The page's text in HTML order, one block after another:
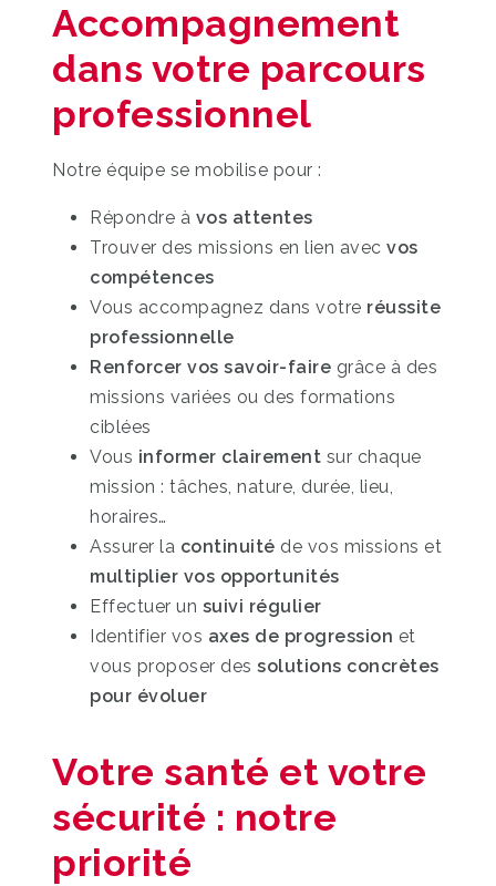
Accompagnement
dans votre parcours
professionnel
Notre équipe se mobilise pour :
Répondre à vos attentes
Trouver des missions en lien avecvos
compétences
Vous accompagnez dans votre réussite
professionnelle
Renforcer vos savoir-faire grâce à des
missions variées ou des formations
ciblées
Vous informer clairement sur chaque
mission : tâches, nature, durée, lieu,
horaires…
Assurer la continuité de vos missions et
multiplier vos opportunités
Effectuer un suivi régulier
Identifier vos axes de progression et
vous proposer dessolutions concrètes
pour évoluer
Votre santé et votre
sécurité : notre
priorité